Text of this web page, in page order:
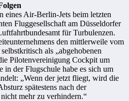
eines Air-Berlin-Jets beim letzten
Fluggesellschaft am Düsseldorfer
für Turbulenzen.
den mittlerweile vom
als „abgehobenen
Pilotenvereinigung Cockpit um
in der Flugschule habe es sich um
„Wenn der jetzt fliegt, wird die
spätestens nach der
mehr zu verhindern.“